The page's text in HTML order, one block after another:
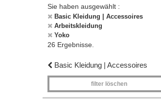
Sie haben ausgewählt :
Basic Kleidung | Accessoires
Arbeitskleidung
Yoko
26 Ergebnisse.
Basic Kleidung | Accessoires
filter löschen